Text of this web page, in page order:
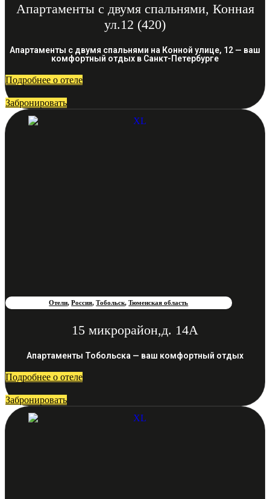
Апартаменты с двумя спальнями, Конная
ул.12 (420)
Апартаменты с двумя спальнями на Конной улице, 12 — ваш
комфортный отдых в Санкт-Петербурге
Подробнее о отеле
Забронировать
Отели,Россия,Тобольск,Тюменская область
15 микрорайон,д. 14А
Апартаменты Тобольска — ваш комфортный отдых
Подробнее о отеле
Забронировать